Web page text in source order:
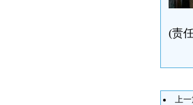
(责
上一